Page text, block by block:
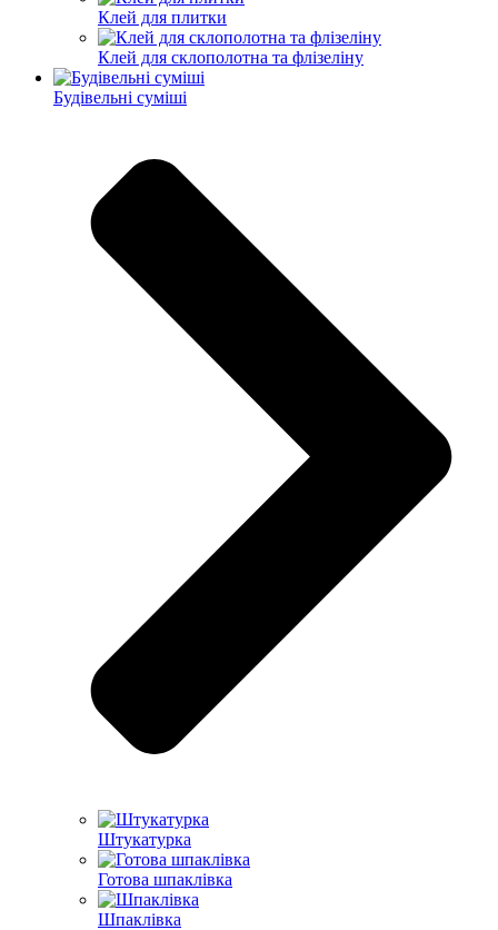
Клей для плитки
Клей для склополотна та флізеліну
Будівельні суміші
Штукатурка
Готова шпаклівка
Шпаклівка